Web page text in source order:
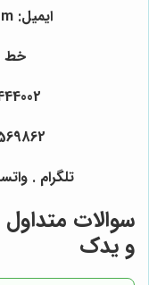
ایمیل: info@charkhoyadak.com
خط
33444003
33569328
تلگرام . واتساپ .
سوالات
و یدک